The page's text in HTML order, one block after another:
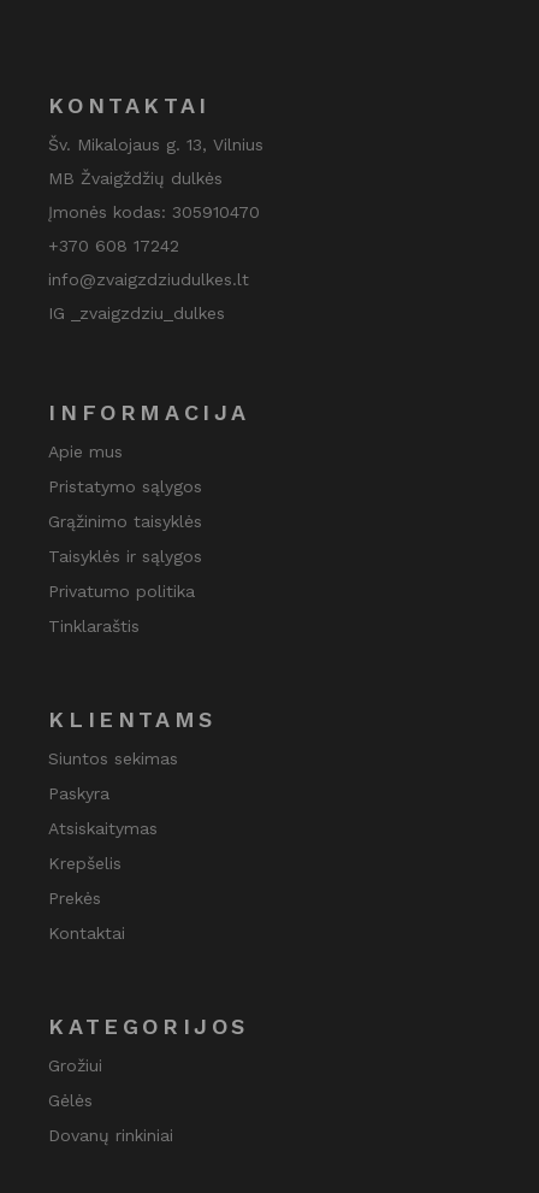
KONTAKTAI
Šv. Mikalojaus g. 13, Vilnius
MB Žvaigždžių dulkės
Įmonės kodas: 305910470
+370 608 17242
info@zvaigzdziudulkes.lt
IG _zvaigzdziu_dulkes
INFORMACIJA
Apie mus
Pristatymo sąlygos
Grąžinimo taisyklės
Taisyklės ir sąlygos
Privatumo politika
Tinklaraštis
KLIENTAMS
Siuntos sekimas
Paskyra
Atsiskaitymas
Krepšelis
Prekės
Kontaktai
KATEGORIJOS
Grožiui
Gėlės
Dovanų rinkiniai